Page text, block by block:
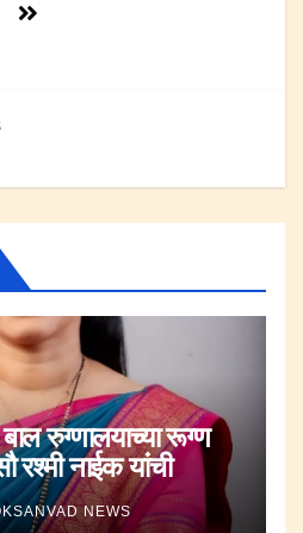
रुग्णालयाच्या रूग्ण
रश्मी नाईक यांची
NEWS